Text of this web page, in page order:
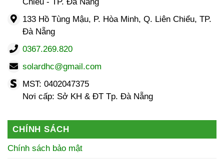
133 Hồ Tùng Mậu, P. Hòa Minh, Q. Liên Chiểu, TP.
Đà Nẵng
0367.269.820
solardhc@gmail.com
MST: 0402047375
Nơi cấp: Sở KH & ĐT Tp. Đà Nẵng
CHÍNH SÁCH
Chính sách bảo mật